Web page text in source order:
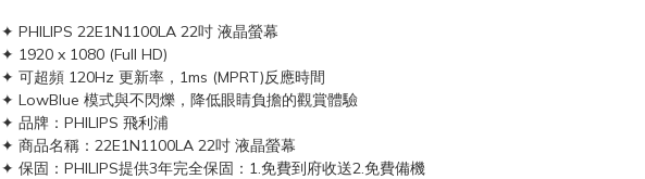
✦ PHILIPS 22E1N1100LA 22吋 液晶螢幕
✦ 1920 x 1080 (Full HD)
✦ 可超頻 120Hz 更新率，1ms (MPRT)反應時間
✦ LowBlue 模式與不閃爍，降低眼睛負擔的觀賞體驗
✦ 品牌：PHILIPS 飛利浦
✦ 商品名稱：22E1N1100LA 22吋 液晶螢幕
✦ 保固：PHILIPS提供3年完全保固：1.免費到府收送2.免費備機